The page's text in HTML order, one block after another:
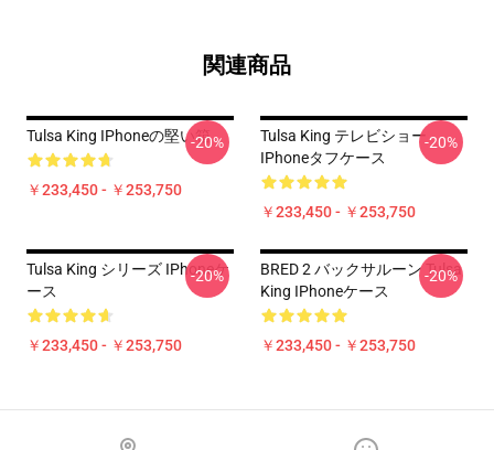
関連商品
Tulsa King IPhoneの堅い箱
￥233,450 - ￥253,750
-20%
Tulsa King テレビショー
IPhoneタフケース
￥233,450 - ￥253,750
-20%
Tulsa King シリーズ IPhoneケ
ース
￥233,450 - ￥253,750
-20%
BRED 2 バックサルーン Tulsa
King IPhoneケース
￥233,450 - ￥253,750
-20%